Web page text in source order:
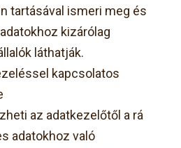
tartásával ismeri meg és
kizárólag
láthatják.
kapcsolatos
az adatkezelőtől a rá
adatokhoz való